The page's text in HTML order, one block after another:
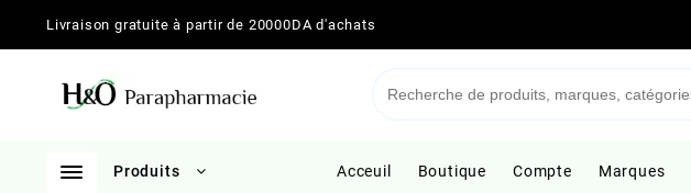
Livraison gratuite à partir de 20000DA d'achats
Produits Acceuil Boutique Compte Marques